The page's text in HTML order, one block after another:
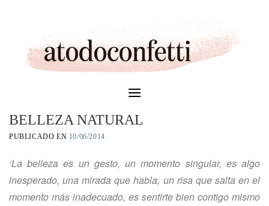
BELLEZA NATURAL
PUBLICADO EN 10/06/2014
‘La belleza es un gesto, un momento singular, es algo
inesperado, una mirada que habla, un risa que salta en el
momento más inadecuado, es sentirte bien contigo mismo